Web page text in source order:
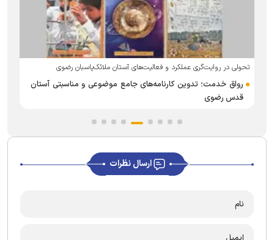
تحولی در روایت‌گری عملکرد و فعالیت‌های آستان ملائک‌پاسبان رضوی
رواق خدمت؛ تدوین کارنامه‌های جامع موضوعی و مناسبتی آستان
قدس رضوی
ارسال نظرات